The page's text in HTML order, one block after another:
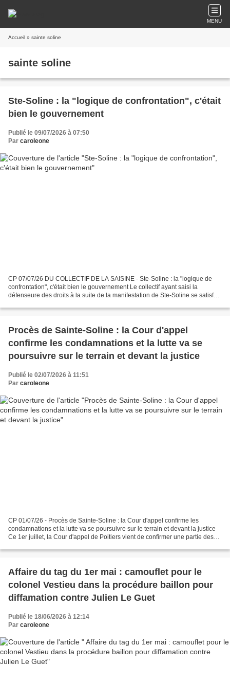
MENU
Accueil » sainte soline
sainte soline
Ste-Soline : la "logique de confrontation", c'était
bien le gouvernement
Publié le 09/07/2026 à 07:50
Par caroleone
CP 07/07/26 DU COLLECTIF DE LA SAISINE - Ste-Soline : la "logique de
confrontation", c'était bien le gouvernement Le collectif ayant saisi la
défenseure des droits à la suite de la manifestation de Ste-Soline se satisfait
Procès de Sainte-Soline : la Cour d'appel
confirme les condamnations et la lutte va se
poursuivre sur le terrain et devant la justice
Publié le 02/07/2026 à 11:51
Par caroleone
CP 01/07/26 - Procès de Sainte-Soline : la Cour d'appel confirme les
condamnations et la lutte va se poursuivre sur le terrain et devant la justice
Ce 1er juillet, la Cour d'appel de Poitiers vient de confirmer une partie des
Affaire du tag du 1er mai : camouflet pour le
colonel Vestieu dans la procédure baillon pour
diffamation contre Julien Le Guet
Publié le 18/06/2026 à 12:14
Par caroleone